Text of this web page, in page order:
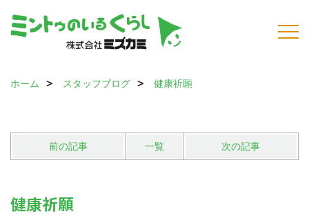
ホーム スタッフブログ 健康祈願
前の記事 一覧 次の記事
健康祈願